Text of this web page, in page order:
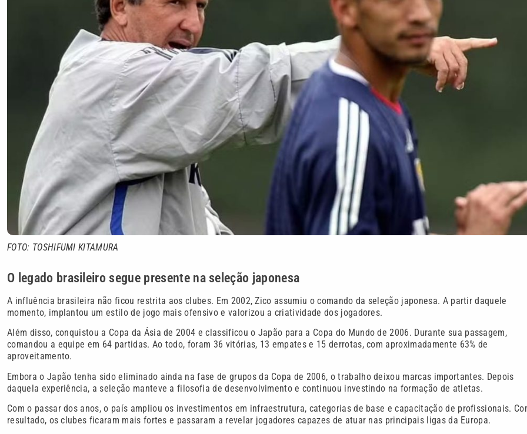
FOTO: TOSHIFUMI KITAMURA
O legado brasileiro segue presente na seleção japonesa
A influência brasileira não ficou restrita aos clubes. Em 2002, Zico assumiu o comando da seleção japonesa. A partir daquele
momento, implantou um estilo de jogo mais ofensivo e valorizou a criatividade dos jogadores.
Além disso, conquistou a Copa da Ásia de 2004 e classificou o Japão para a Copa do Mundo de 2006. Durante sua passagem,
comandou a equipe em 64 partidas. Ao todo, foram 36 vitórias, 13 empates e 15 derrotas, com aproximadamente 63% de
aproveitamento.
Embora o Japão tenha sido eliminado ainda na fase de grupos da Copa de 2006, o trabalho deixou marcas importantes. Depois
daquela experiência, a seleção manteve a filosofia de desenvolvimento e continuou investindo na formação de atletas.
Com o passar dos anos, o país ampliou os investimentos em infraestrutura, categorias de base e capacitação de profissionais.
resultado, os clubes ficaram mais fortes e passaram a revelar jogadores capazes de atuar nas principais ligas da Europa.